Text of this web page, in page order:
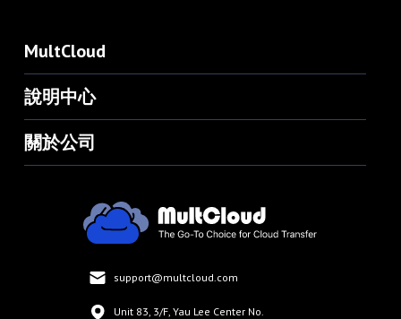
MultCloud
說明中心
關於公司
support@multcloud.com
Unit 83, 3/F, Yau Lee Center No.